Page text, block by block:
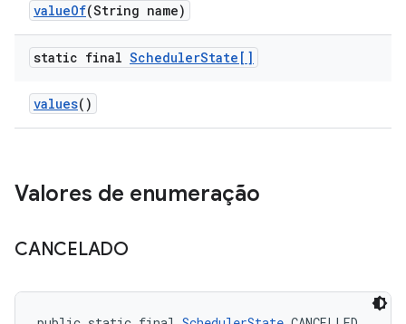
valueOf(String name)
static final SchedulerState[]
values()
Valores de enumeração
CANCELADO